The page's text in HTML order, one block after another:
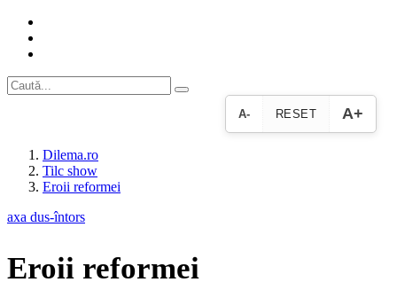
A- RESET A+
Dilema.ro
Tilc show
Eroii reformei
axa dus-întors
Eroii reformei